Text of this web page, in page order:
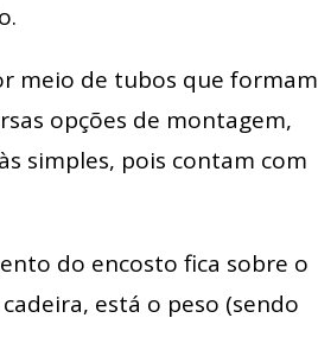
meio de tubos que formam
opções de montagem,
simples, pois contam com
do encosto fica sobre o
está o peso (sendo